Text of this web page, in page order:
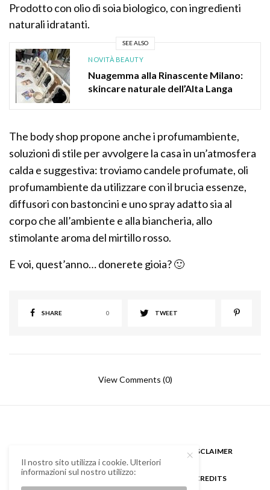
Prodotto con olio di soia biologico, con ingredienti
naturali idratanti.
SEE ALSO
NOVITÀ BEAUTY
Nuagemma alla Rinascente Milano:
skincare naturale dell’Alta Langa
The body shop propone anche i profumambiente,
soluzioni di stile per avvolgere la casa in un’atmosfera
calda e suggestiva: troviamo candele profumate, oli
profumambiente da utilizzare con il brucia essenze,
diffusori con bastoncini e uno spray adatto sia al
corpo che all’ambiente e alla biancheria, allo
stimolante aroma del mirtillo rosso.
E voi, quest’anno… donerete gioia? 🙂
SHARE 0 TWEET
View Comments (0)
DISCLAIMER
CREDITS
Il nostro sito utilizza i cookie. Ulteriori
informazioni sul nostro utilizzo: